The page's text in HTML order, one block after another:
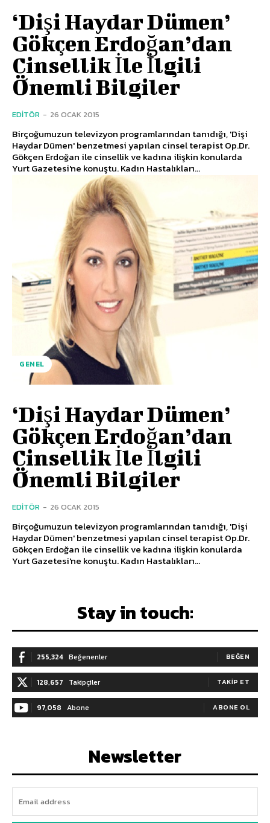
‘Dişi Haydar Dümen’
Gökçen Erdoğan’dan
Cinsellik İle İlgili
Önemli Bilgiler
EDITÖR - 26 OCAK 2015
Birçoğumuzun televizyon programlarından tanıdığı, 'Dişi
Haydar Dümen' benzetmesi yapılan cinsel terapist Op.Dr.
Gökçen Erdoğan ile cinsellik ve kadına ilişkin konularda
Yurt Gazetesi'ne konuştu. Kadın Hastalıkları...
GENEL
‘Dişi Haydar Dümen’
Gökçen Erdoğan’dan
Cinsellik İle İlgili
Önemli Bilgiler
EDITÖR - 26 OCAK 2015
Birçoğumuzun televizyon programlarından tanıdığı, 'Dişi
Haydar Dümen' benzetmesi yapılan cinsel terapist Op.Dr.
Gökçen Erdoğan ile cinsellik ve kadına ilişkin konularda
Yurt Gazetesi'ne konuştu. Kadın Hastalıkları...
Stay in touch:
255,324 Beğenenler BEĞEN
128,657 Takipçiler TAKIP ET
97,058 Abone ABONE OL
Newsletter